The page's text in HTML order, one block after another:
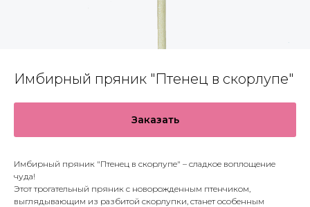
Имбирный пряник "Птенец в скорлупе"
Заказать
Имбирный пряник "Птенец в скорлупе" – сладкое воплощение
чуда!
Этот трогательный пряник с новорожденным птенчиком,
выглядывающим из разбитой скорлупки, станет особенным